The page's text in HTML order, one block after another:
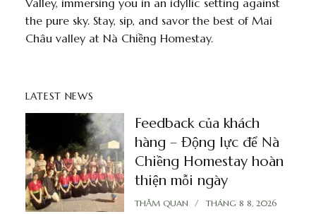
Valley, immersing you in an idyllic setting against
the pure sky. Stay, sip, and savor the best of Mai
Châu valley at Nà Chiềng Homestay.
LATEST NEWS
Feedback của khách
hàng – Động lực để Nà
Chiềng Homestay hoàn
thiện mỗi ngày
THĂM QUAN THÁNG 8 8, 2026